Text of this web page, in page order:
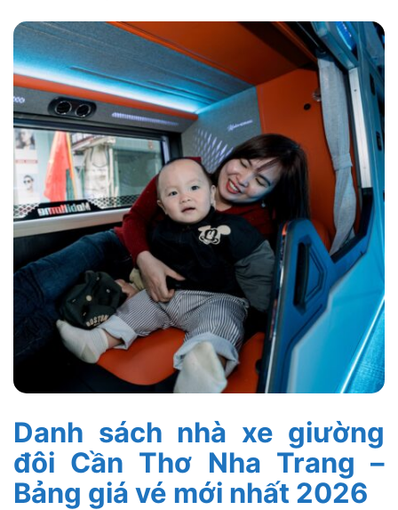
Danh sách nhà xe giường
đôi Cần Thơ Nha Trang –
Bảng giá vé mới nhất 2026